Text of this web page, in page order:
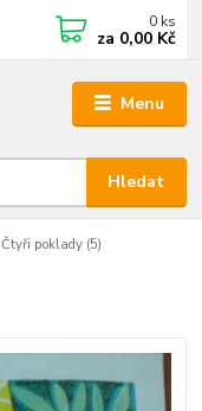
Menu
Hledat
0 ks
za 0,00 Kč
Čtyři poklady (5)